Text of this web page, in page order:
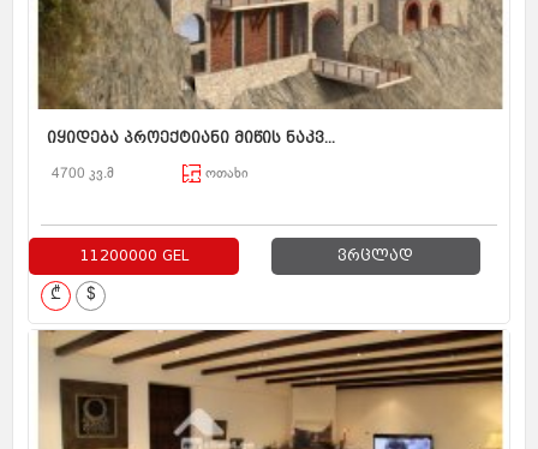
იყიდება პროექტიანი მიწის ნაკვ...
4700 კვ.მ ოთახი
11200000 GEL ვრცლად
₾ $